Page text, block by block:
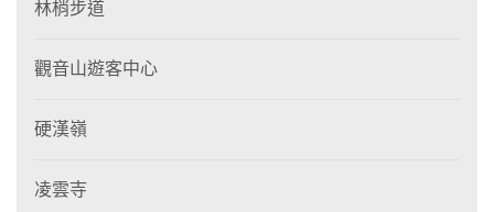
林梢步道
觀音山遊客中心
硬漢嶺
凌雲寺